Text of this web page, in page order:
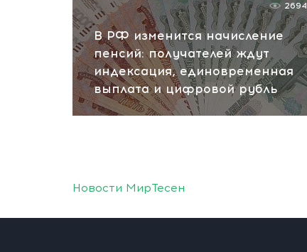
В РФ изменится начисление
пенсий: получателей ждут
индексация, единовременная
выплата и цифровой рубль
2694
Новости МирТесен